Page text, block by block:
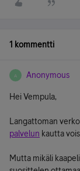
1 kommentti
A Anonymous
Hei Vempula,
Langattoman
palvelun kautta
Mutta mikäli